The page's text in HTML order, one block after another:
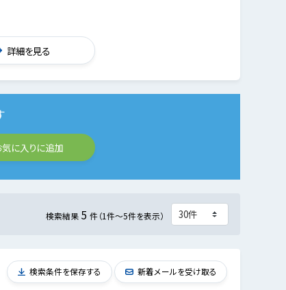
詳細を見る
気に入りに追加
検索結果 5 件（1件～5件を表示）
検索条件を保存する 新着メールを受け取る